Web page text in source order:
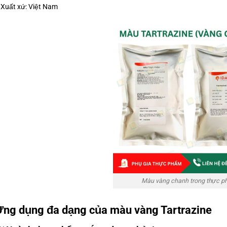
xứ: Việt Nam
Màu vàng chanh trong thực
dụng đa dạng của màu vàng Tartrazine